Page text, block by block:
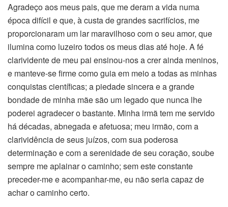
Agradeço aos meus pais, que me deram a vida numa
época difícil e que, à custa de grandes sacrifícios, me
proporcionaram um lar maravilhoso com o seu amor, que
ilumina como luzeiro todos os meus dias até hoje. A fé
clarividente de meu pai ensinou-nos a crer ainda meninos,
e manteve-se firme como guia em meio a todas as minhas
conquistas científicas; a piedade sincera e a grande
bondade de minha mãe são um legado que nunca lhe
poderei agradecer o bastante. Minha irmã tem me servido
há décadas, abnegada e afetuosa; meu irmão, com a
clarividência de seus juízos, com sua poderosa
determinação e com a serenidade de seu coração, soube
sempre me aplainar o caminho; sem este constante
preceder-me e acompanhar-me, eu não seria capaz de
achar o caminho certo.